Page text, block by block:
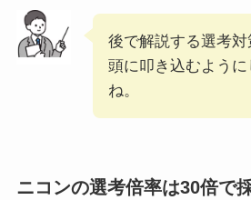
後で解説する選考対
頭に叩き込むよう
ね。
ニコンの選考倍率は30倍で